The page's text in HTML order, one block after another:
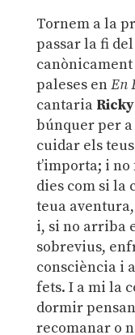
Tornem a la
passar la fi
paleses enEn
cantaria
búnquer per
cuidar els
t’importa; i
dies com si la
teua
i, si no arriba
sobrevius,
consciència i
fets. I a mi la
dormir
recomanar o